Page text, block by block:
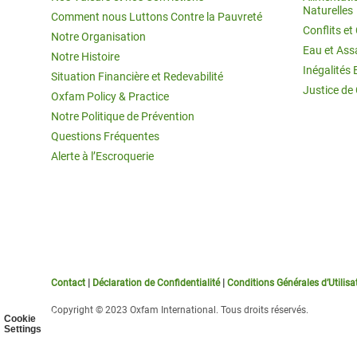
Cookie
Settings
Comment nous Luttons Contre la Pauvreté
Notre Organisation
Notre Histoire
Situation Financière et Redevabilité
Oxfam Policy & Practice
Notre Politique de Prévention
Questions Fréquentes
Alerte à l’Escroquerie
Naturelles
Conflits et
Eau et
Inégalités
Justice de
Contact Déclaration de Confidentialité| Conditions Générales
Copyright © 2023 Oxfam International. Tous droits réservés.